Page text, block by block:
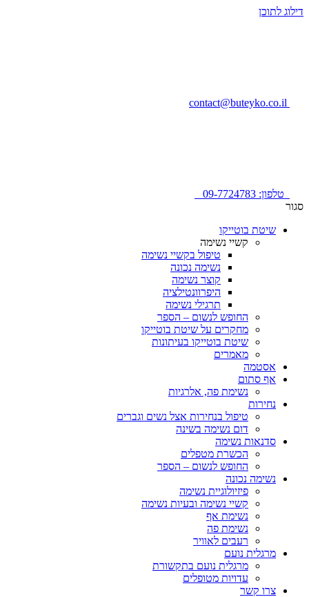
דילוג לתוכן
טלפון: 09-7724783
סגור
שיטת בוטייקו
קשיי נשימה
טיפול בקשיי נשימה
נשימה נכונה
קוצר נשימה
היפרוונטילציה
תרגילי נשימה
החופש לנשום – הספר
מחקרים על שיטת בוטייקו
שיטת בוטייקו בעיתונות
מאמרים
אסטמה
אף סתום
נשימת פה, אלרגיות
נחירות
טיפול בנחירות אצל נשים וגברים
דום נשימה בשינה
סדנאות נשימה
הכשרת מטפלים
החופש לנשום – הספר
נשימה נכונה
פיזיולוגיית נשימה
קשיי נשימה ובעיות נשימה
נשימת אף
נשימת פה
רעבים לאוויר
מרגלית נועם
מרגלית נועם בתקשורת
עדויות מטופלים
צרו קשר